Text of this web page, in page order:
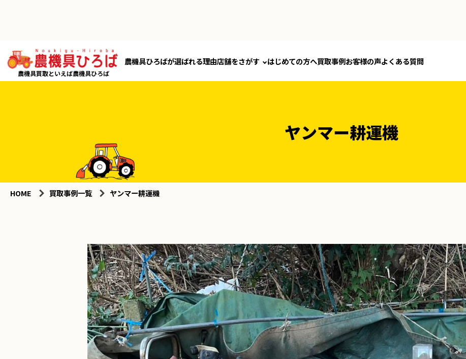
農機具買取といえば農機具ひろば
農機具ひろばが選ばれる理由店舗をさがす はじめての方へ買取事例お客様の声よくある質問
ヤンマー耕運機
HOME 買取事例一覧 ヤンマー耕運機